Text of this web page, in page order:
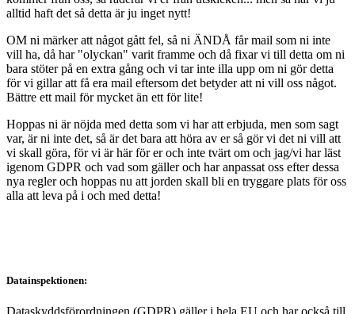
alltid haft det så detta är ju inget nytt!
OM ni märker att något gått fel, så ni ÄNDÅ får mail som ni inte
vill ha, då har "olyckan" varit framme och då fixar vi till detta om ni
bara stöter på en extra gång och vi tar inte illa upp om ni gör detta
för vi gillar att få era mail eftersom det betyder att ni vill oss något.
Bättre ett mail för mycket än ett för lite!
Hoppas ni är nöjda med detta som vi har att erbjuda, men som sagt
var, är ni inte det, så är det bara att höra av er så gör vi det ni vill att
vi skall göra, för vi är här för er och inte tvärt om och jag/vi har läst
igenom GDPR och vad som gäller och har anpassat oss efter dessa
nya regler och hoppas nu att jorden skall bli en tryggare plats för oss
alla att leva på i och med detta!
Datainspektionen: